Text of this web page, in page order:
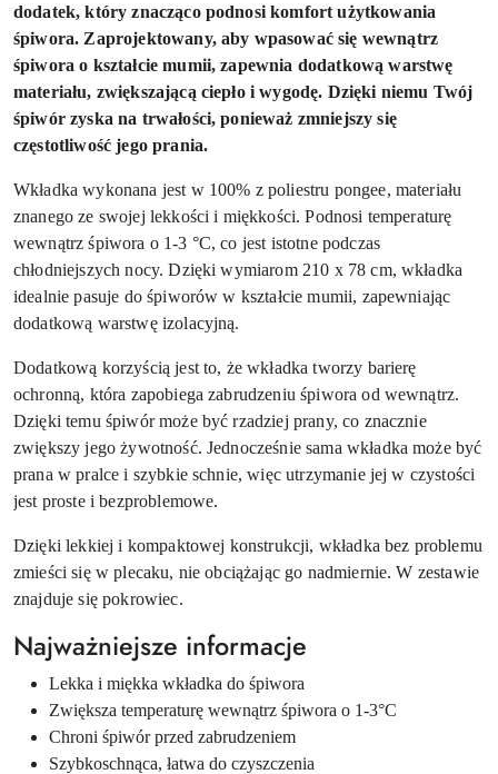
dodatek, który znacząco podnosi komfort użytkowania
śpiwora. Zaprojektowany, aby wpasować się wewnątrz
śpiwora o kształcie mumii, zapewnia dodatkową warstwę
materiału, zwiększającą ciepło i wygodę. Dzięki niemu Twój
śpiwór zyska na trwałości, ponieważ zmniejszy się
częstotliwość jego prania.
Wkładka wykonana jest w 100% z poliestru pongee, materiału
znanego ze swojej lekkości i miękkości. Podnosi temperaturę
wewnątrz śpiwora o 1-3 °C, co jest istotne podczas
chłodniejszych nocy. Dzięki wymiarom 210 x 78 cm, wkładka
idealnie pasuje do śpiworów w kształcie mumii, zapewniając
dodatkową warstwę izolacyjną.
Dodatkową korzyścią jest to, że wkładka tworzy barierę
ochronną, która zapobiega zabrudzeniu śpiwora od wewnątrz.
Dzięki temu śpiwór może być rzadziej prany, co znacznie
zwiększy jego żywotność. Jednocześnie sama wkładka może być
prana w pralce i szybkie schnie, więc utrzymanie jej w czystości
jest proste i bezproblemowe.
Dzięki lekkiej i kompaktowej konstrukcji, wkładka bez problemu
zmieści się w plecaku, nie obciążając go nadmiernie. W zestawie
znajduje się pokrowiec.
Najważniejsze informacje
Lekka i miękka wkładka do śpiwora
Zwiększa temperaturę wewnątrz śpiwora o 1-3°C
Chroni śpiwór przed zabrudzeniem
Szybkoschnąca, łatwa do czyszczenia